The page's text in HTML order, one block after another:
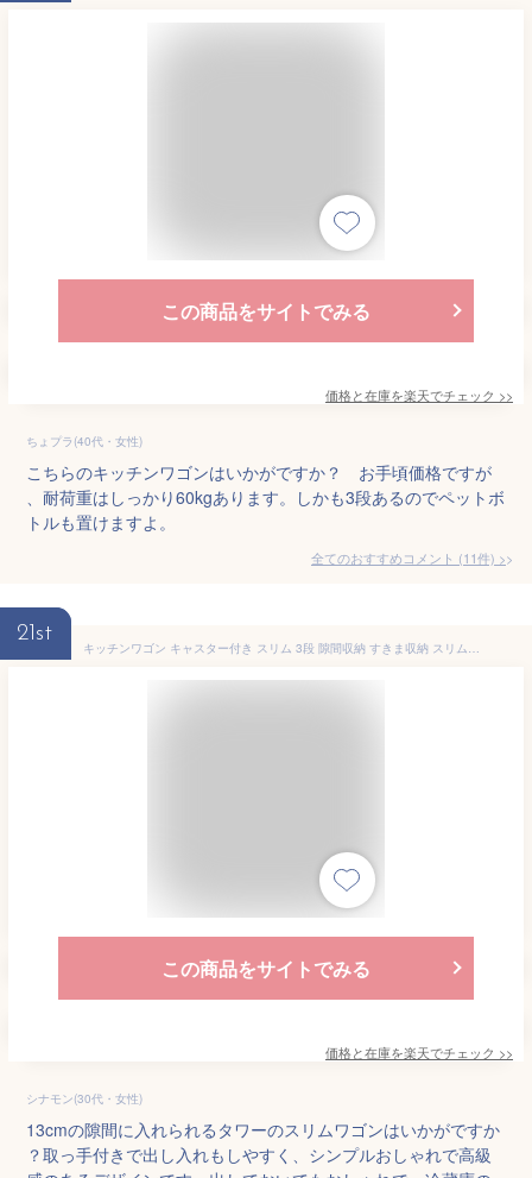
この商品をサイトでみる
価格と在庫を楽天でチェック >>
ちょプラ(40代・女性)
こちらのキッチンワゴンはいかがですか？ お手頃価格ですが
、耐荷重はしっかり60kgあります。しかも3段あるのでペットボ
トルも置けますよ。
全てのおすすめコメント (11件) >
21st
キッチンワゴン キャスター付き スリム 3段 隙間収納 すきま収納 スリムワゴン タワー ハンドル付き スリム ワゴン 13cm 北欧 天板 サニタリー 洗面所 収納 山崎実業 tower おしゃれ オシャレ かわいい
この商品をサイトでみる
価格と在庫を楽天でチェック >>
シナモン(30代・女性)
13cmの隙間に入れられるタワーのスリムワゴンはいかがですか
？取っ手付きで出し入れもしやすく、シンプルおしゃれで高級